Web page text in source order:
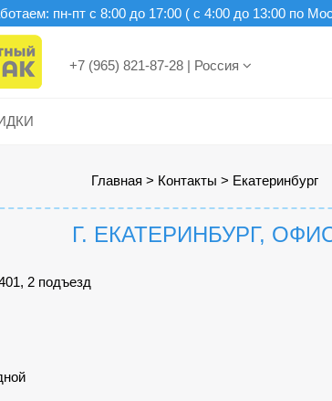
пн-пт c 8:00 до 17:00 ( с 4:00 до 13:00 по
+7 (965) 821-87-28 | Россия
Главная > Контакты > Екатеринбург
Г. ЕКАТЕРИНБУРГ,
2 подъезд